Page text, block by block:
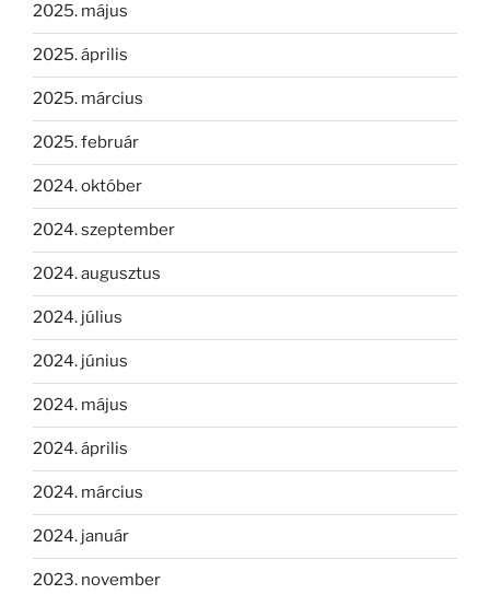
2025. május
2025. április
2025. március
2025. február
2024. október
2024. szeptember
2024. augusztus
2024. július
2024. június
2024. május
2024. április
2024. március
2024. január
2023. november